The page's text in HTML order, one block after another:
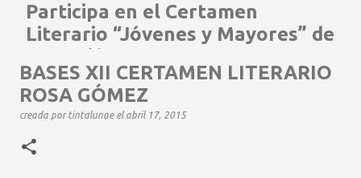
Participa en el Certamen
Literario “Jóvenes y Mayores” de
creada portintalunae el octubre 28, 2025
La Región os ofrece la oportunidad para dejar volar vuestra
imaginación, dar forma a vuestras ideas y compartir con otros
el poder de la palabra. algo valioso ya que os va a ayudar a
crecer como escritores e incluso como personas . Así que, ¡no
BASES XII CERTAMEN LITERARIO
ROSA GÓMEZ
creada portintalunae el abril 17, 2015